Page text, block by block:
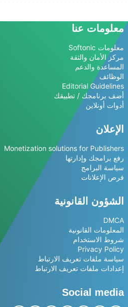
معلومات عنا
معلومات Softonic
مركز الأمان والثقة
المساعدة والدعم
الوظائف
Editorial Guidelines
أضف برنامجك / تطبيقك
أدوات أونلاين
الإعلان
Monetization solutions for Publishers
رفع برامجك وإدارتها
سياسة البرامج
فرص الإعلانات
الشؤون القانونية
DMCA
المعلومات القانونية
شروط الاستخدام
Privacy Policy
سياسة ملفات تعريف الارتباط
إعدادات ملفات تعريف الارتباط
Social media